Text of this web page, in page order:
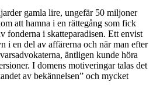
gamla lire, ungefär 50 miljoner
att hamna i en rättegång som fick
fonderna i skatteparadisen. Ett envist
i en del av affärerna och när man efter
äntligen kunde höra
I domens motiveringar talas det
av bekännelsen” och mycket